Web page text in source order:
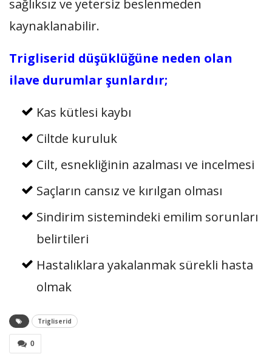
sağlıksız ve yetersiz beslenmeden
kaynaklanabilir.
Trigliserid düşüklüğüne neden olan
ilave durumlar şunlardır;
Kas kütlesi kaybı
Ciltde kuruluk
Cilt, esnekliğinin azalması ve incelmesi
Saçların cansız ve kırılgan olması
Sindirim sistemindeki emilim sorunları
belirtileri
Hastalıklara yakalanmak sürekli hasta
olmak
Trigliserid
0